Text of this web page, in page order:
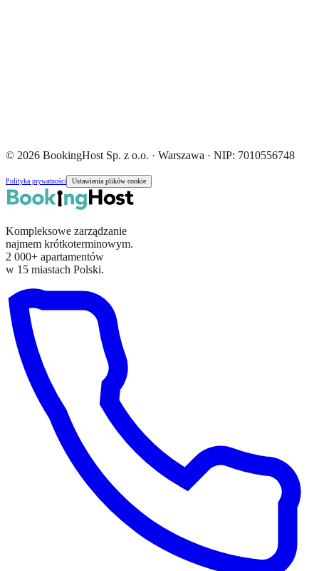
© 2026 BookingHost Sp. z o.o. · Warszawa · NIP: 7010556748
Polityka prywatności Ustawienia plików cookie
Kompleksowe zarządzanie
najmem krótkoterminowym.
2 000+ apartamentów
w 15 miastach Polski.